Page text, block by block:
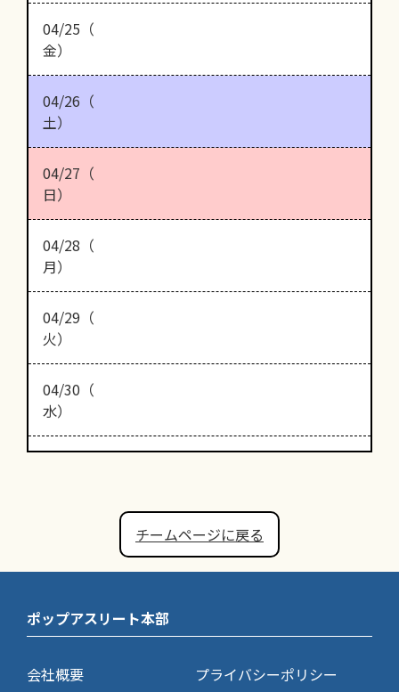
04/25（
金）
04/26（
土）
04/27（
日）
04/28（
月）
04/29（
火）
04/30（
水）
チームページに戻る
ポップアスリート本部
会社概要
プライバシーポリシー